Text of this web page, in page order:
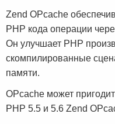
Zend OPcache
PHP кода операции
Он улучшает PHP
скомпилированные
памяти.
OPcache может
PHP 5.5 и 5.6 Zend